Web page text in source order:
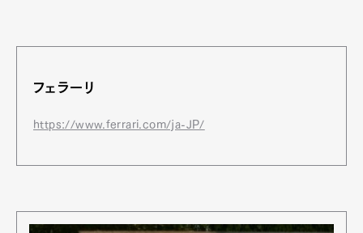
フェラーリ
https://www.ferrari.com/ja-JP/